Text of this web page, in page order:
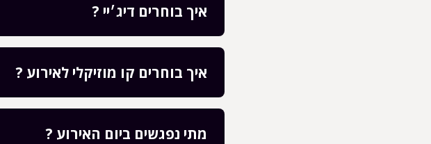
איך בוחרים דיג׳יי ?
איך בוחרים קו מוזיקלי לאירוע ?
מתי נפגשים ביום האירוע ?